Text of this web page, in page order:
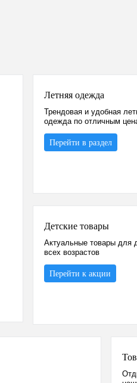
Летняя одежда
Трендовая и удобная
одежда по отличным
Перейти в раздел
Детские товары
Актуальные товары для
всех возрастов
Перейти к акции